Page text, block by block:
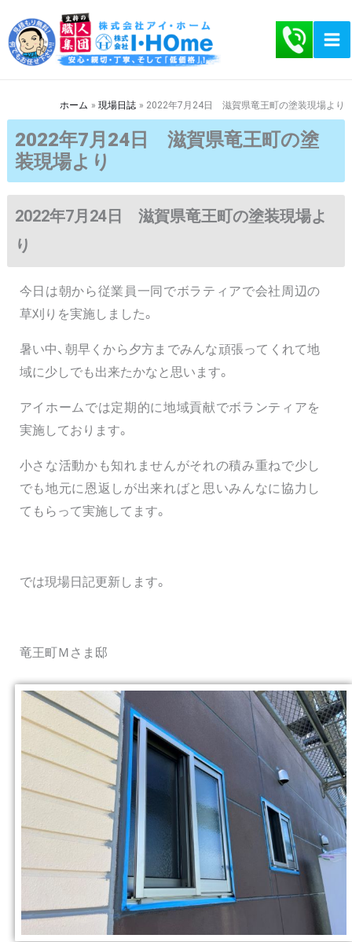
容
を
ッ
ホーム 現場日誌 2022年7月24日 滋賀県竜王町の塗装現場より
2022年7月24日 滋賀県竜王町の塗
装現場より
2022年7月24日 滋賀県竜王町の塗装現場よ
り
今日は朝から従業員一同でボラティアで会社周辺の
草刈りを実施しました。
暑い中、朝早くから夕方までみんな頑張ってくれて地
域に少しでも出来たかなと思います。
アイホームでは定期的に地域貢献でボランティアを
実施しております。
小さな活動かも知れませんがそれの積み重ねで少し
でも地元に恩返しが出来ればと思いみんなに協力し
てもらって実施してます。
では現場日記更新します。
竜王町Ｍさま邸